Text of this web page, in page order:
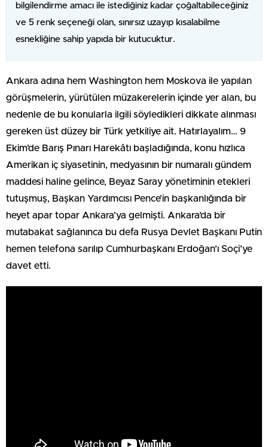
bilgilendirme amacı ile istediğiniz kadar çoğaltabileceğiniz
ve 5 renk seçeneği olan, sınırsız uzayıp kısalabilme
esnekliğine sahip yapıda bir kutucuktur.
Ankara adına hem Washington hem Moskova ile yapılan
görüşmelerin, yürütülen müzakerelerin içinde yer alan, bu
nedenle de bu konularla ilgili söyledikleri dikkate alınması
gereken üst düzey bir Türk yetkiliye ait. Hatırlayalım… 9
Ekim’de Barış Pınarı Harekâtı başladığında, konu hızlıca
Amerikan iç siyasetinin, medyasının bir numaralı gündem
maddesi haline gelince, Beyaz Saray yönetiminin etekleri
tutuşmuş, Başkan Yardımcısı Pence’in başkanlığında bir
heyet apar topar Ankara’ya gelmişti. Ankara’da bir
mutabakat sağlanınca bu defa Rusya Devlet Başkanı Putin
hemen telefona sarılıp Cumhurbaşkanı Erdoğan’ı Soçi’ye
davet etti.